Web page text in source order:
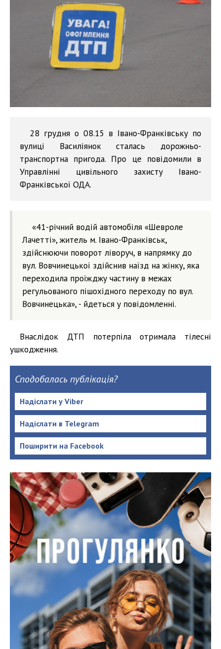
28 грудня о 08.15 в Івано-Франківську по
вулиці Василіянок сталась дорожньо-
транспортна пригода. Про це повідомили в
Управлінні цивільного захисту Івано-
Франківської ОДА.
«41-річний водій автомобіля «Шевроле
Лачетті», житель м. Івано-Франківськ,
здійснюючи поворот ліворуч, в напрямку до
вул. Вовчинецької здійснив наїзд на жінку, яка
переходила проїжджу частину в межах
регульованого пішохідного переходу по вул.
Вовчинецька», - йдеться у повідомленні.
Внаслідок ДТП потерпіла отримала тілесні
ушкодження.
Сподобалась публікація?
Надіслати у Viber
Надіслати в Telegram
Поширити на Facebook